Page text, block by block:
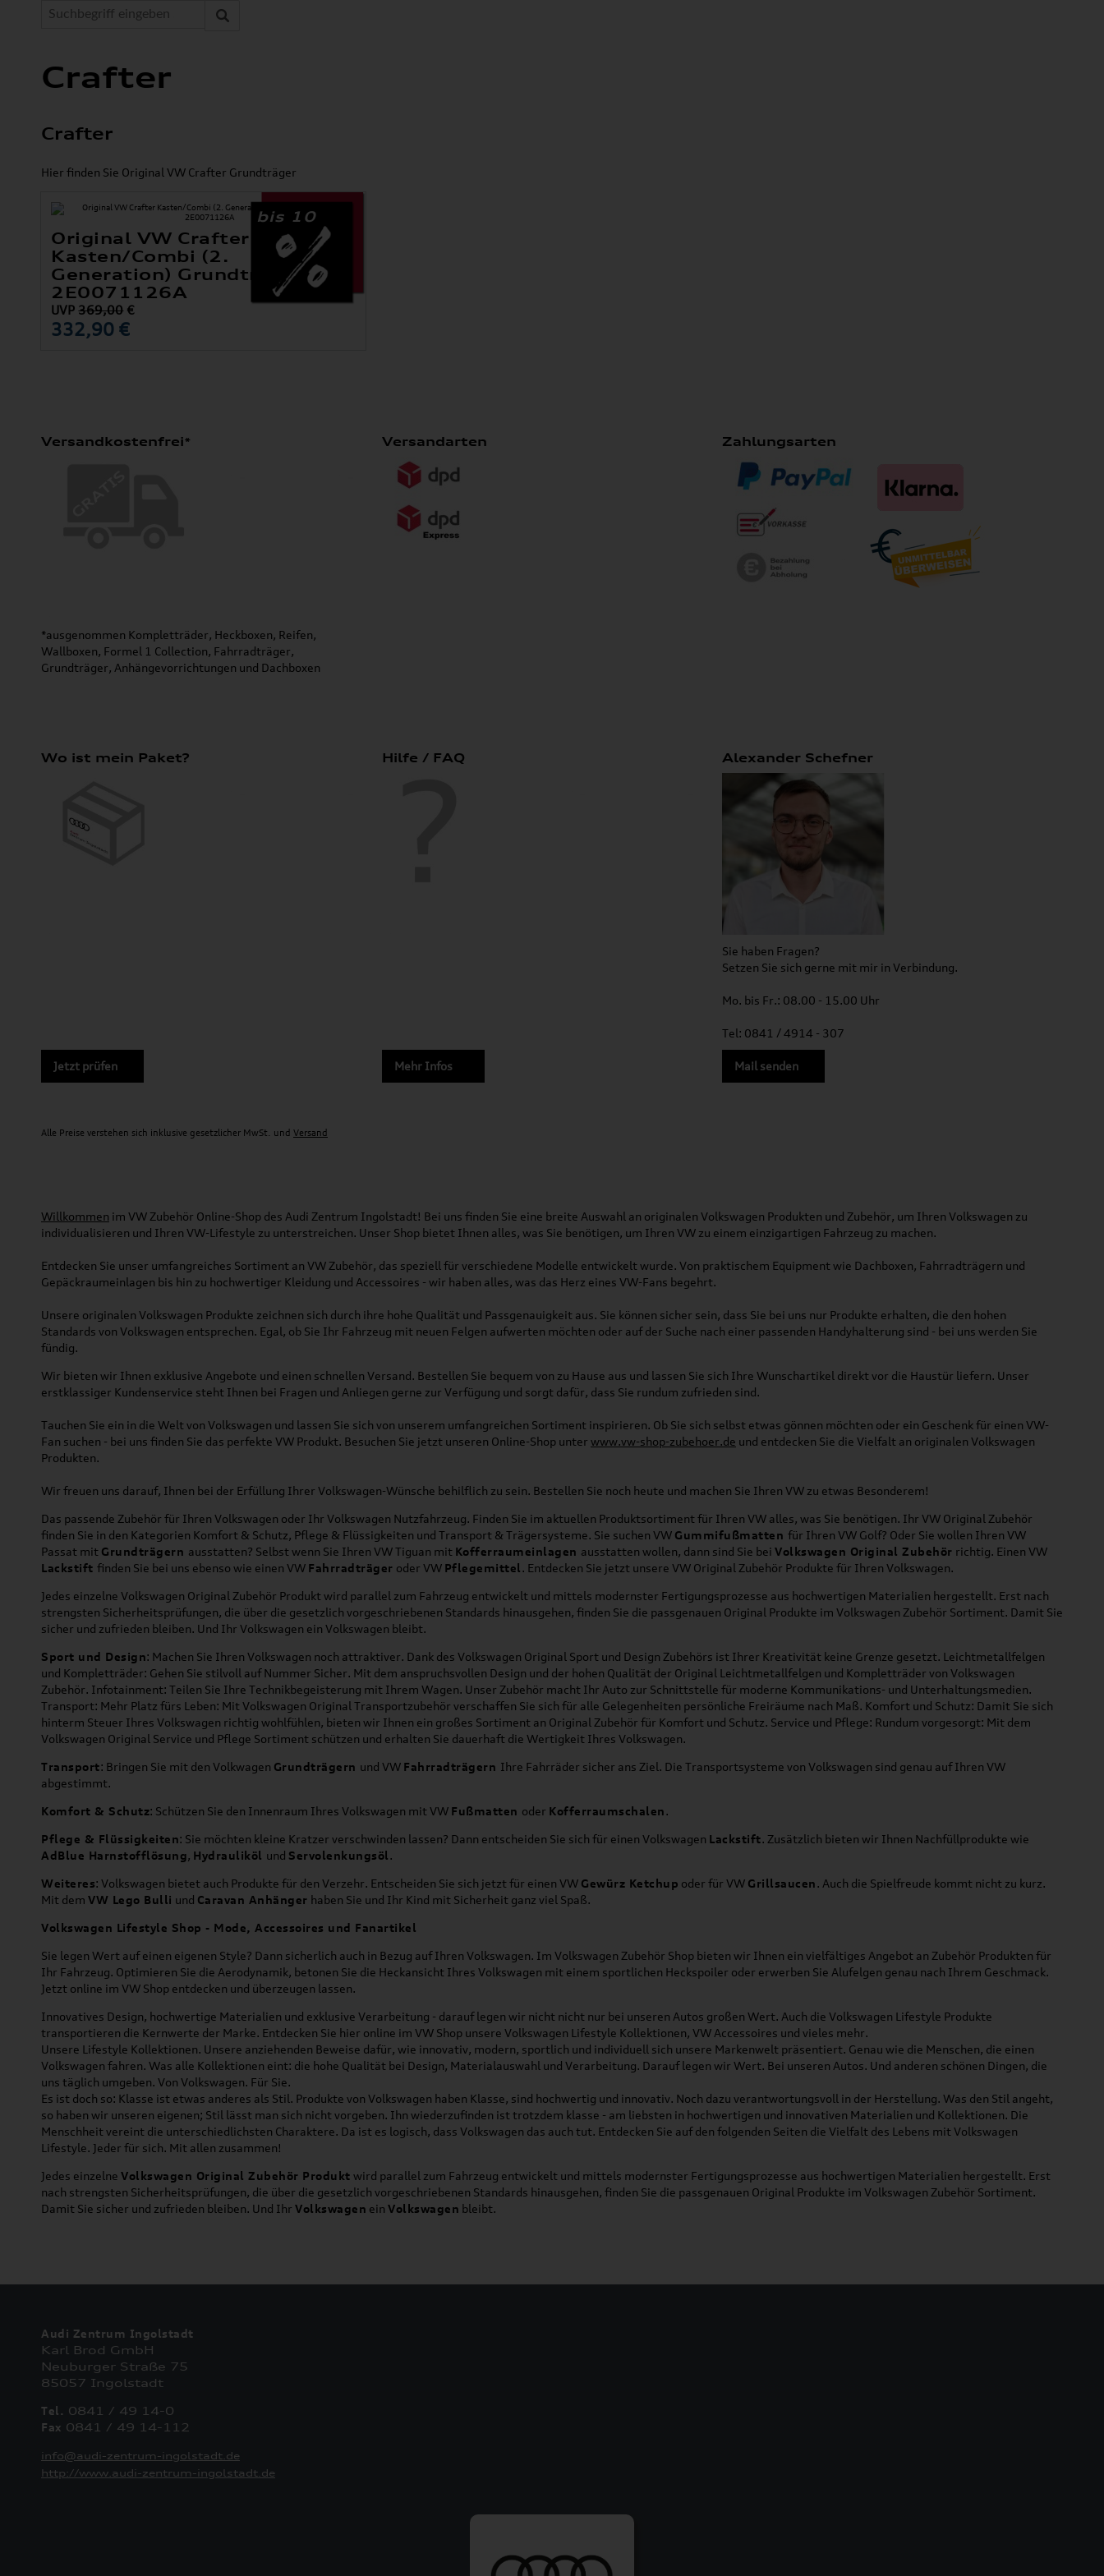
Crafter
Crafter
Hier finden Sie Original VW Crafter Grundträger
bis 10
Original VW Crafter
Kasten/Combi (2.
Generation) Grundträger Satz
2E0071126A
UVP369,00 €
332,90 €
Versandkostenfrei*
*ausgenommen Kompletträder, Heckboxen, Reifen,
Wallboxen, Formel 1 Collection, Fahrradträger,
Grundträger, Anhängevorrichtungen und Dachboxen
Versandarten Zahlungsarten
Wo ist mein Paket?
Jetzt prüfen
Hilfe / FAQ
Mehr Infos
Alexander Schefner
Sie haben Fragen?
Setzen Sie sich gerne mit mir in Verbindung.
Mo. bis Fr.: 08.00 - 15.00 Uhr
Tel: 0841 / 4914 - 307
Mail senden
Alle Preise verstehen sich inklusive gesetzlicher MwSt. und Versand
Willkommen im VW Zubehör Online-Shop des Audi Zentrum Ingolstadt! Bei uns finden Sie eine breite Auswahl an originalen Volkswagen Produkten und Zubehör, um Ihren Volkswagen zu
individualisieren und Ihren VW-Lifestyle zu unterstreichen. Unser Shop bietet Ihnen alles, was Sie benötigen, um Ihren VW zu einem einzigartigen Fahrzeug zu machen.
Entdecken Sie unser umfangreiches Sortiment an VW Zubehör, das speziell für verschiedene Modelle entwickelt wurde. Von praktischem Equipment wie Dachboxen, Fahrradträgern und
Gepäckraumeinlagen bis hin zu hochwertiger Kleidung und Accessoires - wir haben alles, was das Herz eines VW-Fans begehrt.
Unsere originalen Volkswagen Produkte zeichnen sich durch ihre hohe Qualität und Passgenauigkeit aus. Sie können sicher sein, dass Sie bei uns nur Produkte erhalten, die den hohen
Standards von Volkswagen entsprechen. Egal, ob Sie Ihr Fahrzeug mit neuen Felgen aufwerten möchten oder auf der Suche nach einer passenden Handyhalterung sind - bei uns werden Sie
fündig.
Wir bieten wir Ihnen exklusive Angebote und einen schnellen Versand. Bestellen Sie bequem von zu Hause aus und lassen Sie sich Ihre Wunschartikel direkt vor die Haustür liefern. Unser
erstklassiger Kundenservice steht Ihnen bei Fragen und Anliegen gerne zur Verfügung und sorgt dafür, dass Sie rundum zufrieden sind.
Tauchen Sie ein in die Welt von Volkswagen und lassen Sie sich von unserem umfangreichen Sortiment inspirieren. Ob Sie sich selbst etwas gönnen möchten oder ein Geschenk für einen VW-
Fan suchen - bei uns finden Sie das perfekte VW Produkt. Besuchen Sie jetzt unseren Online-Shop unter www.vw-shop-zubehoer.de und entdecken Sie die Vielfalt an originalen Volkswagen
Produkten.
Wir freuen uns darauf, Ihnen bei der Erfüllung Ihrer Volkswagen-Wünsche behilflich zu sein. Bestellen Sie noch heute und machen Sie Ihren VW zu etwas Besonderem!
Das passende Zubehör für Ihren Volkswagen oder Ihr Volkswagen Nutzfahrzeug. Finden Sie im aktuellen Produktsortiment für Ihren VW alles, was Sie benötigen. Ihr VW Original Zubehör
finden Sie in den Kategorien Komfort & Schutz, Pflege & Flüssigkeiten und Transport & Trägersysteme. Sie suchen VW Gummifußmatten für Ihren VW Golf? Oder Sie wollen Ihren VW
Passat mit Grundträgern ausstatten? Selbst wenn Sie Ihren VW Tiguan mit Kofferraumeinlagen ausstatten wollen, dann sind Sie bei Volkswagen Original Zubehör richtig. Einen VW
Lackstift finden Sie bei uns ebenso wie einen VW Fahrradträger oder VW Pflegemittel. Entdecken Sie jetzt unsere VW Original Zubehör Produkte für Ihren Volkswagen.
Jedes einzelne Volkswagen Original Zubehör Produkt wird parallel zum Fahrzeug entwickelt und mittels modernster Fertigungsprozesse aus hochwertigen Materialien hergestellt. Erst nach
strengsten Sicherheitsprüfungen, die über die gesetzlich vorgeschriebenen Standards hinausgehen, finden Sie die passgenauen Original Produkte im Volkswagen Zubehör Sortiment. Damit Sie
sicher und zufrieden bleiben. Und Ihr Volkswagen ein Volkswagen bleibt.
Sport und Design: Machen Sie Ihren Volkswagen noch attraktiver. Dank des Volkswagen Original Sport und Design Zubehörs ist Ihrer Kreativität keine Grenze gesetzt. Leichtmetallfelgen
und Kompletträder: Gehen Sie stilvoll auf Nummer Sicher. Mit dem anspruchsvollen Design und der hohen Qualität der Original Leichtmetallfelgen und Kompletträder von Volkswagen
Zubehör. Infotainment: Teilen Sie Ihre Technikbegeisterung mit Ihrem Wagen. Unser Zubehör macht Ihr Auto zur Schnittstelle für moderne Kommunikations- und Unterhaltungsmedien.
Transport: Mehr Platz fürs Leben: Mit Volkswagen Original Transportzubehör verschaffen Sie sich für alle Gelegenheiten persönliche Freiräume nach Maß. Komfort und Schutz: Damit Sie sich
hinterm Steuer Ihres Volkswagen richtig wohlfühlen, bieten wir Ihnen ein großes Sortiment an Original Zubehör für Komfort und Schutz. Service und Pflege: Rundum vorgesorgt: Mit dem
Volkswagen Original Service und Pflege Sortiment schützen und erhalten Sie dauerhaft die Wertigkeit Ihres Volkswagen.
Transport: Bringen Sie mit den Volkwagen Grundträgern und VW Fahrradträgern Ihre Fahrräder sicher ans Ziel. Die Transportsysteme von Volkswagen sind genau auf Ihren VW
abgestimmt.
Komfort & Schutz: Schützen Sie den Innenraum Ihres Volkswagen mit VW Fußmatten oder Kofferraumschalen.
Pflege & Flüssigkeiten: Sie möchten kleine Kratzer verschwinden lassen? Dann entscheiden Sie sich für einen Volkswagen Lackstift. Zusätzlich bieten wir Ihnen Nachfüllprodukte wie
AdBlue Harnstofflösung, Hydrauliköl und Servolenkungsöl.
Weiteres: Volkswagen bietet auch Produkte für den Verzehr. Entscheiden Sie sich jetzt für einen VW Gewürz Ketchup oder für VW Grillsaucen. Auch die Spielfreude kommt nicht zu kurz.
Mit dem VW Lego Bulli und Caravan Anhänger haben Sie und Ihr Kind mit Sicherheit ganz viel Spaß.
Volkswagen Lifestyle Shop - Mode, Accessoires und Fanartikel
Sie legen Wert auf einen eigenen Style? Dann sicherlich auch in Bezug auf Ihren Volkswagen. Im Volkswagen Zubehör Shop bieten wir Ihnen ein vielfältiges Angebot an Zubehör Produkten für
Ihr Fahrzeug. Optimieren Sie die Aerodynamik, betonen Sie die Heckansicht Ihres Volkswagen mit einem sportlichen Heckspoiler oder erwerben Sie Alufelgen genau nach Ihrem Geschmack.
Jetzt online im VW Shop entdecken und überzeugen lassen.
Innovatives Design, hochwertige Materialien und exklusive Verarbeitung - darauf legen wir nicht nicht nur bei unseren Autos großen Wert. Auch die Volkswagen Lifestyle Produkte
transportieren die Kernwerte der Marke. Entdecken Sie hier online im VW Shop unsere Volkswagen Lifestyle Kollektionen, VW Accessoires und vieles mehr.
Unsere Lifestyle Kollektionen. Unsere anziehenden Beweise dafür, wie innovativ, modern, sportlich und individuell sich unsere Markenwelt präsentiert. Genau wie die Menschen, die einen
Volkswagen fahren. Was alle Kollektionen eint: die hohe Qualität bei Design, Materialauswahl und Verarbeitung. Darauf legen wir Wert. Bei unseren Autos. Und anderen schönen Dingen, die
uns täglich umgeben. Von Volkswagen. Für Sie.
Es ist doch so: Klasse ist etwas anderes als Stil. Produkte von Volkswagen haben Klasse, sind hochwertig und innovativ. Noch dazu verantwortungsvoll in der Herstellung. Was den Stil angeht,
so haben wir unseren eigenen; Stil lässt man sich nicht vorgeben. Ihn wiederzufinden ist trotzdem klasse - am liebsten in hochwertigen und innovativen Materialien und Kollektionen. Die
Menschheit vereint die unterschiedlichsten Charaktere. Da ist es logisch, dass Volkswagen das auch tut. Entdecken Sie auf den folgenden Seiten die Vielfalt des Lebens mit Volkswagen
Lifestyle. Jeder für sich. Mit allen zusammen!
Jedes einzelne Volkswagen Original Zubehör Produkt wird parallel zum Fahrzeug entwickelt und mittels modernster Fertigungsprozesse aus hochwertigen Materialien hergestellt. Erst
nach strengsten Sicherheitsprüfungen, die über die gesetzlich vorgeschriebenen Standards hinausgehen, finden Sie die passgenauen Original Produkte im Volkswagen Zubehör Sortiment.
Damit Sie sicher und zufrieden bleiben. Und Ihr Volkswagen ein Volkswagen bleibt.
Audi Zentrum Ingolstadt
Karl Brod GmbH
Neuburger Straße 75
85057 Ingolstadt
Tel. 0841 / 49 14-0
Fax 0841 / 49 14-112
info@audi-zentrum-ingolstadt.de
http://www.audi-zentrum-ingolstadt.de